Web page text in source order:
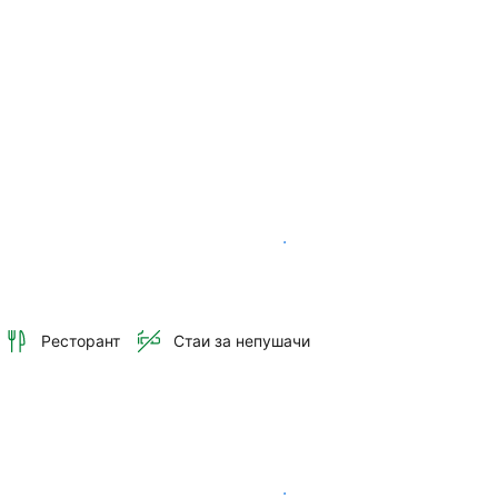
Вижте наличността
Ресторант Стаи за непушачи
Вижте наличността